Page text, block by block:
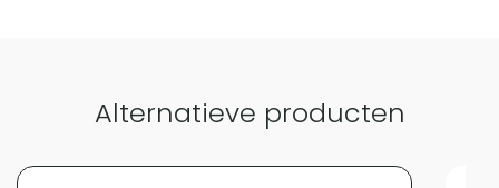
Alternatieve producten